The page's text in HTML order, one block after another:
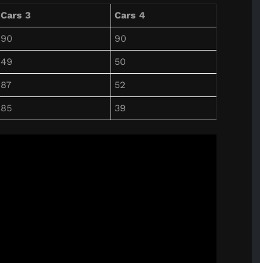
Cars 3 Cars 4
90 90
49 50
87 52
85 39